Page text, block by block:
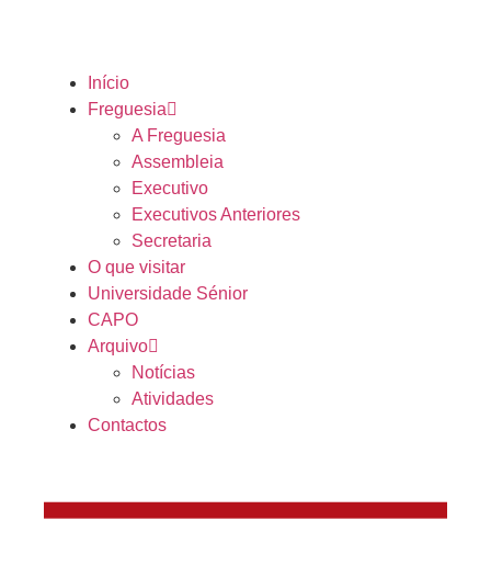
Início
Freguesia
A Freguesia
Assembleia
Executivo
Executivos Anteriores
Secretaria
O que visitar
Universidade Sénior
CAPO
Arquivo
Notícias
Atividades
Contactos